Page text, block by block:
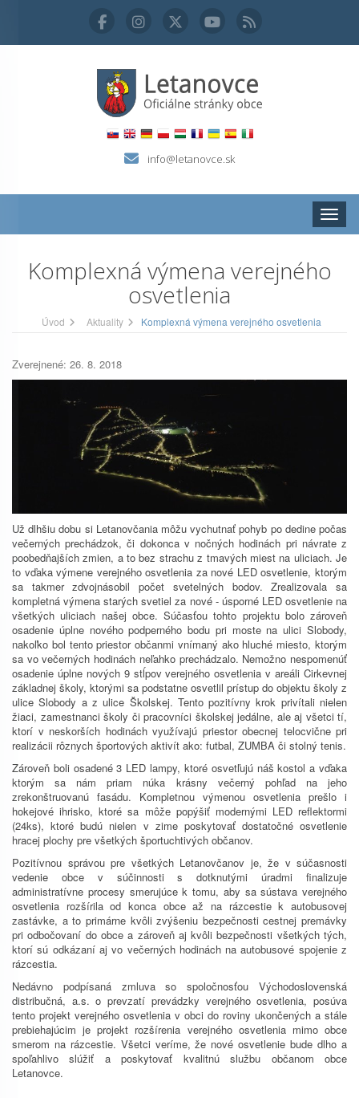
info@letanovce.sk
Komplexná výmena verejného
osvetlenia
Úvod Aktuality Komplexná výmena verejného osvetlenia
Zverejnené: 26. 8. 2018
Už dlhšiu dobu si Letanovčania môžu vychutnať pohyb po dedine počas
večerných prechádzok, či dokonca v nočných hodinách pri návrate z
poobedňajších zmien, a to bez strachu z tmavých miest na uliciach. Je
to vďaka výmene verejného osvetlenia za nové LED osvetlenie, ktorým
sa takmer zdvojnásobil počet svetelných bodov. Zrealizovala sa
kompletná výmena starých svetiel za nové - úsporné LED osvetlenie na
všetkých uliciach našej obce. Súčasťou tohto projektu bolo zároveň
osadenie úplne nového podperného bodu pri moste na ulici Slobody,
nakoľko bol tento priestor občanmi vnímaný ako hluché miesto, ktorým
sa vo večerných hodinách neľahko prechádzalo. Nemožno nespomenúť
osadenie úplne nových 9 stĺpov verejného osvetlenia v areáli Cirkevnej
základnej školy, ktorými sa podstatne osvetlil prístup do objektu školy z
ulice Slobody a z ulice Školskej. Tento pozitívny krok privítali nielen
žiaci, zamestnanci školy či pracovníci školskej jedálne, ale aj všetci tí,
ktorí v neskorších hodinách využívajú priestor obecnej telocvične pri
realizácii rôznych športových aktivít ako: futbal, ZUMBA či stolný tenis.
Zároveň boli osadené 3 LED lampy, ktoré osvetľujú náš kostol a vďaka
ktorým sa nám priam núka krásny večerný pohľad na jeho
zrekonštruovanú fasádu. Kompletnou výmenou osvetlenia prešlo i
hokejové ihrisko, ktoré sa môže popýšiť modernými LED reflektormi
(24ks), ktoré budú nielen v zime poskytovať dostatočné osvetlenie
hracej plochy pre všetkých športuchtivých občanov.
Pozitívnou správou pre všetkých Letanovčanov je, že v súčasnosti
vedenie obce v súčinnosti s dotknutými úradmi finalizuje
administratívne procesy smerujúce k tomu, aby sa sústava verejného
osvetlenia rozšírila od konca obce až na rázcestie k autobusovej
zastávke, a to primárne kvôli zvýšeniu bezpečnosti cestnej premávky
pri odbočovaní do obce a zároveň aj kvôli bezpečnosti všetkých tých,
ktorí sú odkázaní aj vo večerných hodinách na autobusové spojenie z
rázcestia.
Nedávno podpísaná zmluva so spoločnosťou Východoslovenská
distribučná, a.s. o prevzatí prevádzky verejného osvetlenia, posúva
tento projekt verejného osvetlenia v obci do roviny ukončených a stále
prebiehajúcim je projekt rozšírenia verejného osvetlenia mimo obce
smerom na rázcestie. Všetci veríme, že nové osvetlenie bude dlho a
spoľahlivo slúžiť a poskytovať kvalitnú službu občanom obce
Letanovce.